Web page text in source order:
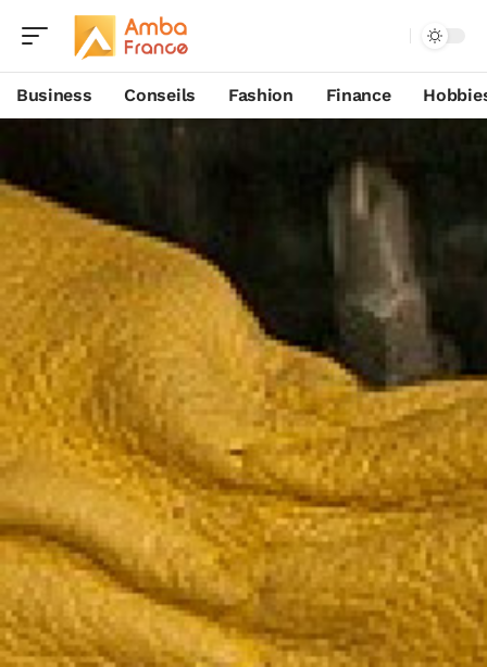
Business Conseils Fashion Finance